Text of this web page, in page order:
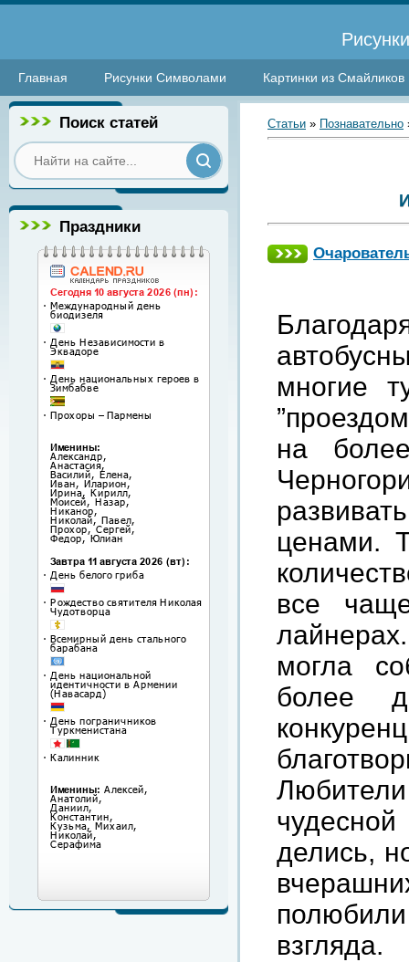
Главная Рисунки Символами Картинки из Смайликов
Поиск статей
Праздники
Статьи » Познавательно
многие
на
ценами.
все
могла
более
делись,
взгляда.